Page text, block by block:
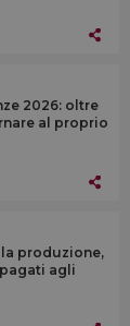
2026: oltre
al proprio
produzione,
agli